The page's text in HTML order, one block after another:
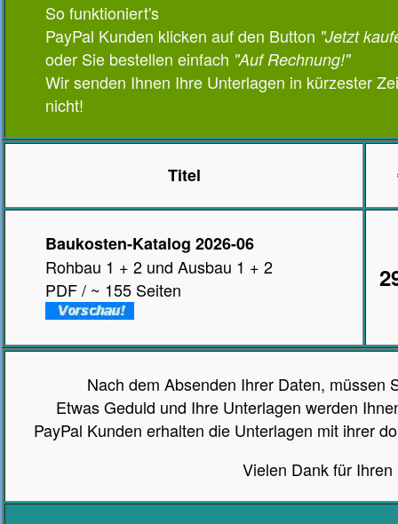
So funktioniert's
PayPal Kunden klicken auf den Button "Jetzt
oder Sie bestellen einfach "Auf Rechnung!"
Wir senden Ihnen Ihre Unterlagen in kürzester
nicht!
Titel
Baukosten-Katalog 2026-06
Rohbau 1 + 2 und Ausbau 1 + 2
PDF / ~ 155 Seiten
Nach dem Absenden Ihrer Daten, müssen
Etwas Geduld und Ihre Unterlagen werden
PayPal Kunden erhalten die Unterlagen mit ihrer
Vielen Dank für Ihren